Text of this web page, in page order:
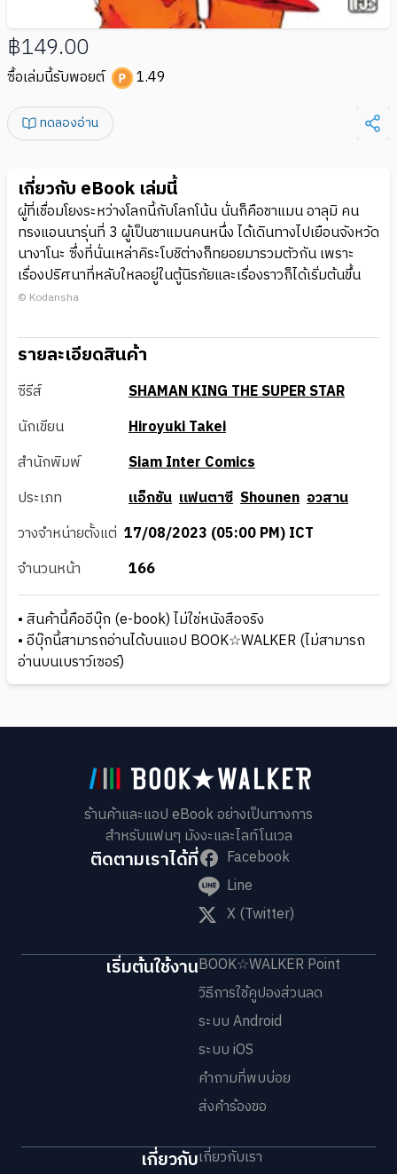
฿149.00
ซื้อเล่มนี้รับพอยต์ 1.49
ทดลองอ่าน
เกี่ยวกับ eBook เล่มนี้
ผู้ที่เชื่อมโยงระหว่างโลกนี้กับโลกโน้น นั่นก็คือชาแมน อาลุมิ คน
ทรงแอนนารุ่นที่ 3 ผู้เป็นชาแมนคนหนึ่ง ได้เดินทางไปเยือนจังหวัด
นางาโนะ ซึ่งที่นั่นเหล่าคิระโบชิต่างก็ทยอยมารวมตัวกัน เพราะ
เรื่องปริศนาที่หลับใหลอยู่ในตู้นิรภัยและเรื่องราวก็ได้เริ่มต้นขึ้น
© Kodansha
รายละเอียดสินค้า
ซีรีส์
SHAMAN KING THE SUPER STAR
นักเขียน
Hiroyuki Takei
สำนักพิมพ์
Siam Inter Comics
ประเภท
แอ็กชัน แฟนตาซี Shounen อวสาน
วางจำหน่ายตั้งแต่ 17/08/2023 (05:00 PM) ICT
จำนวนหน้า
166
• สินค้านี้คืออีบุ๊ก (e-book) ไม่ใช่หนังสือจริง
• อีบุ๊กนี้สามารถอ่านได้บนแอป BOOK☆WALKER (ไม่สามารถ
อ่านบนเบราว์เซอร์)
ร้านค้าและแอป eBook อย่างเป็นทางการ
สำหรับแฟนๆ มังงะและไลท์โนเวล
ติดตามเราได้ที่
Facebook
Line
X (Twitter)
เริ่มต้นใช้งานBOOK☆WALKER Point
วิธีการใช้คูปองส่วนลด
ระบบ Android
ระบบ iOS
คำถามที่พบบ่อย
ส่งคำร้องขอ
เกี่ยวกับเกี่ยวกับเรา